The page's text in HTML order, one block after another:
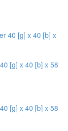
[g] x 40 [b] x 58
[g] x 40 [b] x 58